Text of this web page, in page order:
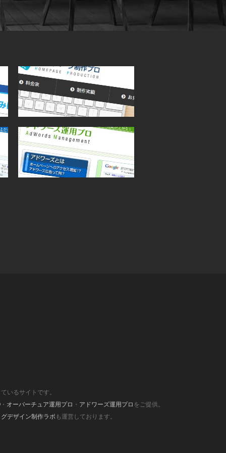
いるサイトです。
・ オーバーチュア運用プロ ・ アドワーズ運用プロ をご提供。
デザイン制作ラボ も運営しております。